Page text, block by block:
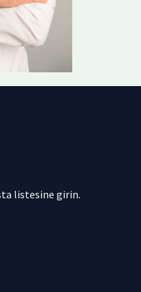
listesine girin.